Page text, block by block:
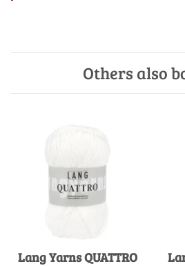
Others also
Lang Yarns QUATTRO